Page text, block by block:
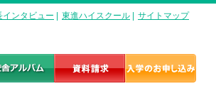
インタビュー 東進ハイスクール サイトマップ